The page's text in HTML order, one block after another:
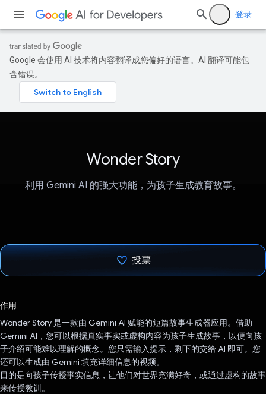
登录
Google 会使用 AI 技术将内容翻译成您偏好的语言。AI 翻译可能包
含错误。
Wonder Story
利用 Gemini AI 的强大功能，为孩子生成教育故事。
投票
作用
Wonder Story 是一款由 Gemini AI 赋能的短篇故事生成器应用。借助
Gemini AI，您可以根据真实事实或虚构内容为孩子生成故事，以便向孩
子介绍可能难以理解的概念。您只需输入提示，剩下的交给 AI 即可。您
还可以生成由 Gemini 填充详细信息的视频。
目的是向孩子传授事实信息，让他们对世界充满好奇，或通过虚构的故事
来传授教训。